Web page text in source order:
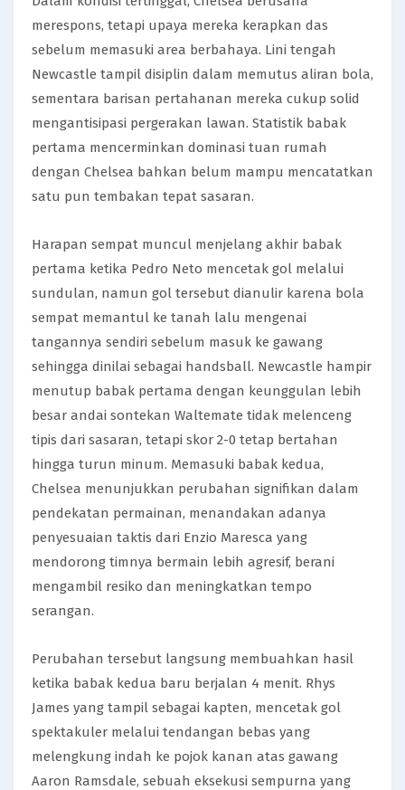
merespons, tetapi upaya mereka kerapkan das
sebelum memasuki area berbahaya. Lini tengah
Newcastle tampil disiplin dalam memutus aliran bola,
sementara barisan pertahanan mereka cukup solid
mengantisipasi pergerakan lawan. Statistik babak
pertama mencerminkan dominasi tuan rumah
dengan Chelsea bahkan belum mampu mencatatkan
satu pun tembakan tepat sasaran.
Harapan sempat muncul menjelang akhir babak
pertama ketika Pedro Neto mencetak gol melalui
sundulan, namun gol tersebut dianulir karena bola
sempat memantul ke tanah lalu mengenai
tangannya sendiri sebelum masuk ke gawang
sehingga dinilai sebagai handsball. Newcastle hampir
menutup babak pertama dengan keunggulan lebih
besar andai sontekan Waltemate tidak melenceng
tipis dari sasaran, tetapi skor 2-0 tetap bertahan
hingga turun minum. Memasuki babak kedua,
Chelsea menunjukkan perubahan signifikan dalam
pendekatan permainan, menandakan adanya
penyesuaian taktis dari Enzio Maresca yang
mendorong timnya bermain lebih agresif, berani
mengambil resiko dan meningkatkan tempo
serangan.
Perubahan tersebut langsung membuahkan hasil
ketika babak kedua baru berjalan 4 menit. Rhys
James yang tampil sebagai kapten, mencetak gol
spektakuler melalui tendangan bebas yang
melengkung indah ke pojok kanan atas gawang
Aaron Ramsdale, sebuah eksekusi sempurna yang